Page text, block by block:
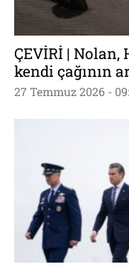
ÇEVİRİ | Nolan,
kendi çağının
27 Temmuz 2026 -